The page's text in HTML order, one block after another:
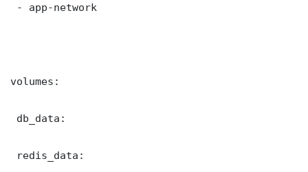
- app-network
volumes:
db_data:
redis_data: